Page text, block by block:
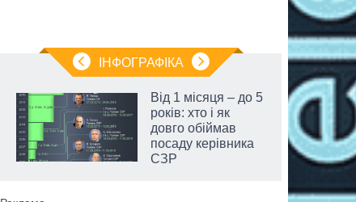
ІНФОГРАФІКА
Від 1 місяця – до 5
років: хто і як
довго обіймав
посаду керівника
СЗР